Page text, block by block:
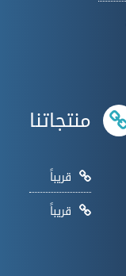
منتجاتنا
قريباً
قريباً